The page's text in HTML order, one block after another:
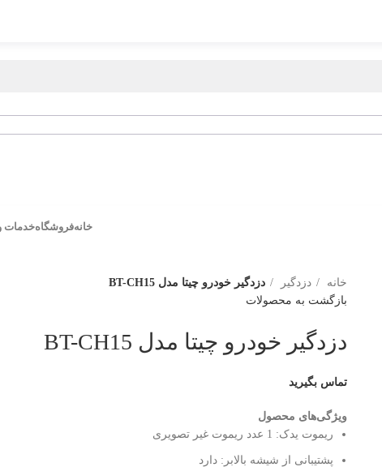
خانهفروشگاهخدمات
خانه دزدگیر
دزدگیر خودرو چیتا مدل BT-CH15
بازگشت به محصولات
دزدگیر خودرو چیتا مدل BT-CH15
تماس بگیرید
ویژگی‌های محصول
ریموت یدک: 1 عدد ریموت غیر تصویری
پشتیبانی از شیشه بالابر: دارد